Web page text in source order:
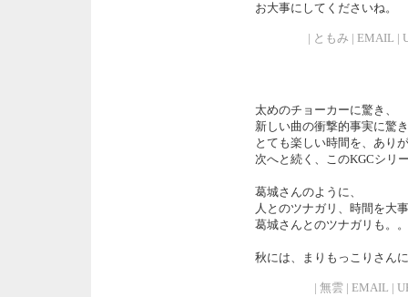
お大事にしてくださいね。
| ともみ | EMAIL |
太めのチョーカーに驚き、
新しい曲の衝撃的事実に驚
とても楽しい時間を、あり
次へと続く、このKGCシリ
葛城さんのように、
人とのツナガリ、時間を大
葛城さんとのツナガリも。。
秋には、まりもっこりさん
| 無雲 | EMAIL |